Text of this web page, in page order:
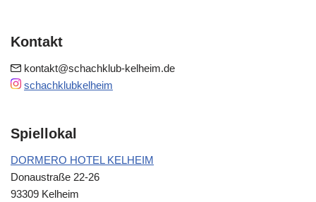
Kontakt
kontakt@schachklub-kelheim.de
schachklubkelheim
Spiellokal
DORMERO HOTEL KELHEIM
Donaustraße 22-26
93309 Kelheim